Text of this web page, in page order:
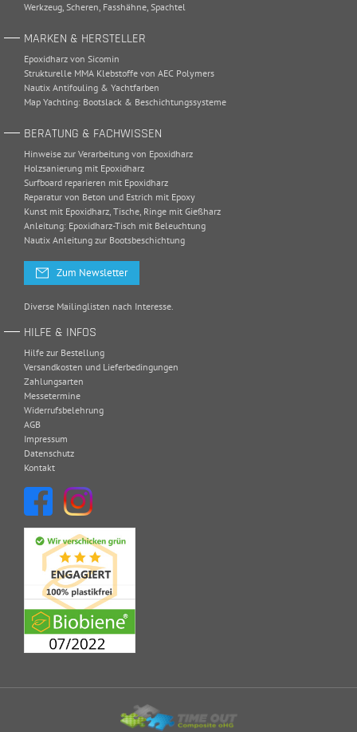
Werkzeug, Scheren, Fasshähne, Spachtel
MARKEN & HERSTELLER
Epoxidharz von Sicomin
Strukturelle MMA Klebstoffe von AEC Polymers
Nautix Antifouling & Yachtfarben
Map Yachting: Bootslack & Beschichtungssysteme
BERATUNG & FACHWISSEN
Hinweise zur Verarbeitung von Epoxidharz
Holzsanierung mit Epoxidharz
Surfboard reparieren mit Epoxidharz
Reparatur von Beton und Estrich mit Epoxy
Kunst mit Epoxidharz, Tische, Ringe mit Gießharz
Anleitung: Epoxidharz-Tisch mit Beleuchtung
Nautix Anleitung zur Bootsbeschichtung
Zum Newsletter
Diverse Mailinglisten nach Interesse.
HILFE & INFOS
Hilfe zur Bestellung
Versandkosten und Lieferbedingungen
Zahlungsarten
Messetermine
Widerrufsbelehrung
AGB
Impressum
Datenschutz
Kontakt